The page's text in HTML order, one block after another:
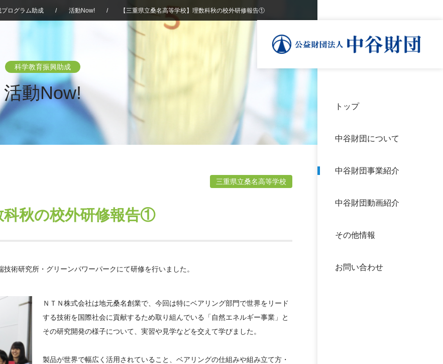
トップ
中谷財団について
中谷財団事業紹介
中谷財団動画紹介
その他情報
お問い合わせ
ログラム助成 / 活動Now! / 【三重県立桑名高等学校】理数科秋の校外研修報告①
科学教育振興助成
活動Now!
三重県立桑名高等学校
科秋の校外研修報告①
術研究所・グリーンパワーパークにて研修を行いました。
ＮＴＮ株式会社は地元桑名創業で、今回は特にベアリング部門で世界をリード
する技術を国際社会に貢献するため取り組んでいる「自然エネルギー事業」と
その研究開発の様子について、実習や見学などを交えて学びました。
製品が世界で幅広く活用されていること、ベアリングの仕組みや組み立て方・